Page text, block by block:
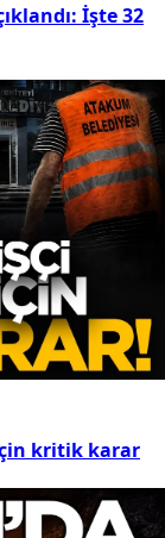
İşte 32
kritik karar